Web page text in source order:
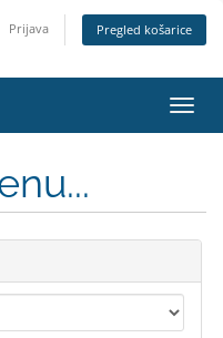
Prijava Pregled košarice